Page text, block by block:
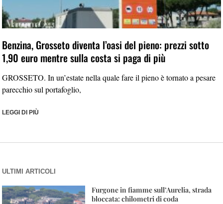
Benzina, Grosseto diventa l’oasi del pieno: prezzi sotto
1,90 euro mentre sulla costa si paga di più
GROSSETO. In un’estate nella quale fare il pieno è tornato a pesare
parecchio sul portafoglio,
LEGGI DI PIÙ
ULTIMI ARTICOLI
Furgone in fiamme sull’Aurelia, strada
bloccata: chilometri di coda